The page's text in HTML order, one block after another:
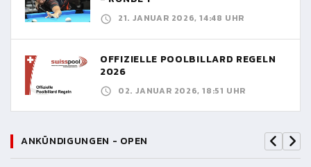
21. JANUAR 2026, 14:48 UHR
OFFIZIELLE POOLBILLARD REGELN
2026
02. JANUAR 2026, 18:51 UHR
ANKÜNDIGUNGEN - OPEN